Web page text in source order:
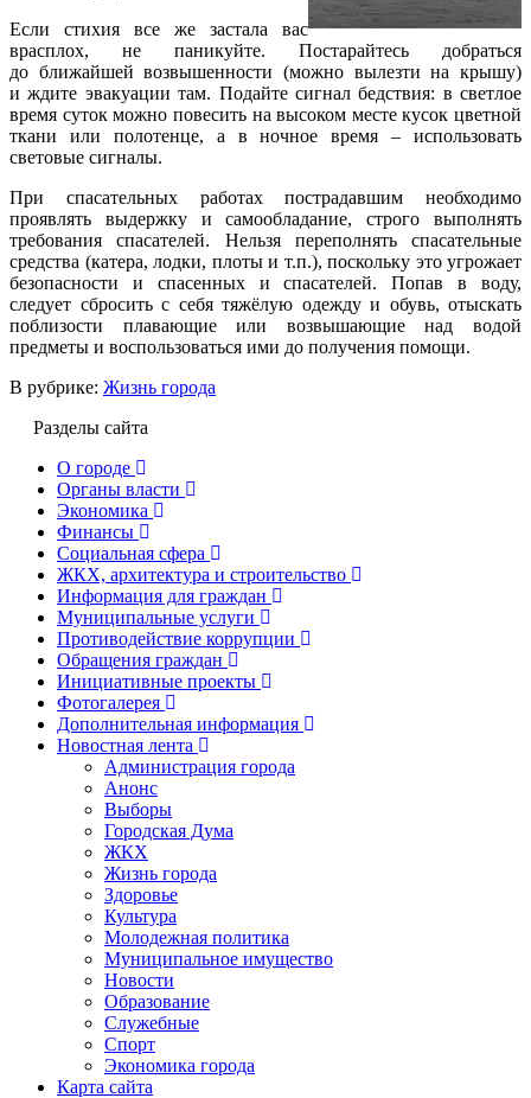
Если стихия все же застала вас
врасплох, не паникуйте. Постарайтесь добраться
до ближайшей возвышенности (можно вылезти на крышу)
и ждите эвакуации там. Подайте сигнал бедствия: в светлое
время суток можно повесить на высоком месте кусок цветной
ткани или полотенце, а в ночное время – использовать
световые сигналы.
При спасательных работах пострадавшим необходимо
проявлять выдержку и самообладание, строго выполнять
требования спасателей. Нельзя переполнять спасательные
средства (катера, лодки, плоты и т.п.), поскольку это угрожает
безопасности и спасенных и спасателей. Попав в воду,
следует сбросить с себя тяжёлую одежду и обувь, отыскать
поблизости плавающие или возвышающие над водой
предметы и воспользоваться ими до получения помощи.
В рубрике: Жизнь города
Разделы сайта
О городе
Органы власти
Экономика
Финансы
Социальная сфера
ЖКХ, архитектура и строительство
Информация для граждан
Муниципальные услуги
Противодействие коррупции
Обращения граждан
Инициативные проекты
Фотогалерея
Дополнительная информация
Новостная лента
Администрация города
Анонс
Выборы
Городская Дума
ЖКХ
Жизнь города
Здоровье
Культура
Молодежная политика
Муниципальное имущество
Новости
Образование
Служебные
Спорт
Экономика города
Карта сайта